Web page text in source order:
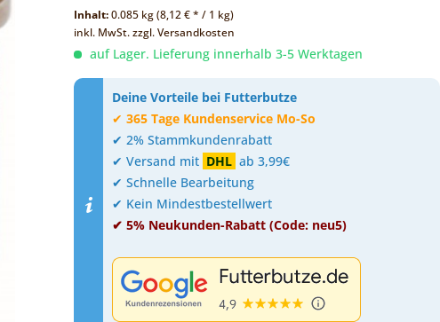
Inhalt:0.085 kg (8,12 € * / 1 kg)
inkl. MwSt.zzgl. Versandkosten
auf Lager. Lieferung innerhalb 3-5 Werktagen
Deine Vorteile bei Futterbutze
✔365 Tage Kundenservice Mo-So
✔ 2% Stammkundenrabatt
✔ Versand mit DHL ab 3,99€
✔ Schnelle Bearbeitung
✔ Kein Mindestbestellwert
✔ 5% Neukunden-Rabatt (Code: neu5)